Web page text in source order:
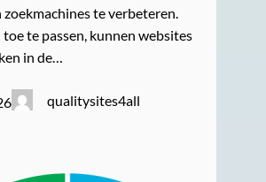
te verbeteren.
toe te passen, kunnen websites
in de…
qualitysites4all